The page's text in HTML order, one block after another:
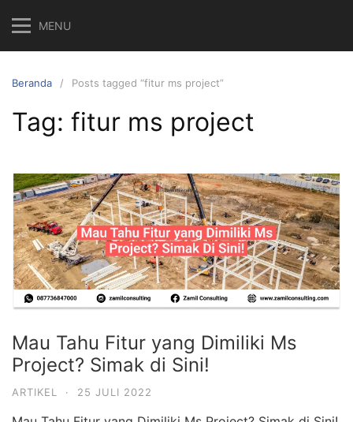
ke
konten
MENU
Beranda Posts tagged “fitur ms project”
Tag: fitur ms project
Mau Tahu Fitur yang Dimiliki Ms
Project? Simak di Sini!
ARTIKEL · 25 JULI 2022